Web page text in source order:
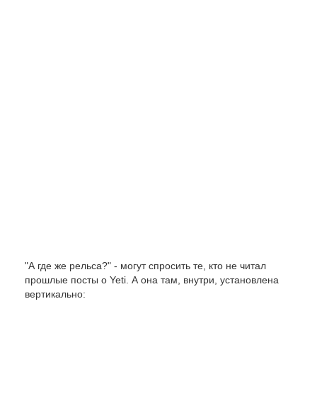
"А где же рельса?" - могут спросить те, кто не читал
прошлые посты о Yeti. А она там, внутри, установлена
вертикально: